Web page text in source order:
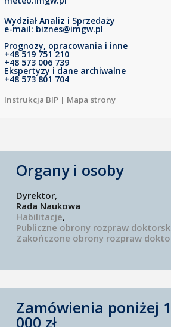
Wydział Analiz i Sprzedaży
e-mail: biznes@imgw.pl
Prognozy, opracowania i inne
+48 519 751 210
+48 573 006 739
Ekspertyzy i dane archiwalne
+48 573 801 704
Instrukcja BIP | Mapa strony
Organy i osoby
Dyrektor
Rada Naukowa
Habilitacje
Publiczne obrony rozpraw
Zakończone obrony rozpraw
Zamówienia poniżej
000 zł